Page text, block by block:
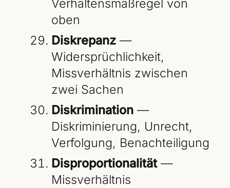
Verhaltensmaßregel von
oben
Diskrepanz—
Widersprüchlichkeit,
Missverhältnis zwischen
zwei Sachen
Diskrimination—
Diskriminierung, Unrecht,
Verfolgung, Benachteiligung
Disproportionalität—
Missverhältnis